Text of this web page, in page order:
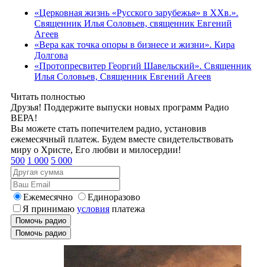
«Церковная жизнь «Русского зарубежья» в ХХв.».
Священник Илья Соловьев, священник Евгений
Агеев
«Вера как точка опоры в бизнесе и жизни». Кира
Долгова
«Протопресвитер Георгий Шавельский». Священник
Илья Соловьев, Священник Евгений Агеев
Читать полностью
Друзья! Поддержите выпуски новых программ Радио
ВЕРА!
Вы можете стать попечителем радио, установив
ежемесячный платеж. Будем вместе свидетельствовать
миру о Христе, Его любви и милосердии!
500 1 000 5 000
Ежемесячно
Единоразово
Я принимаю условия платежа
Помочь радио
Помочь радио